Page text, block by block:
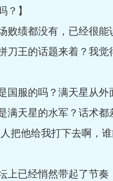
】
绩都没有，已经很能
王的话题来着？我觉
服的吗？满天星从外
天星的水军？话术都
他给我打下去啊，谁
已经悄然带起了节奏